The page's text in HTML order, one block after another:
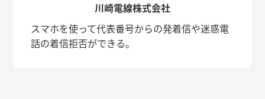
川崎電線株式会社
スマホを使って代表番号からの発着信や迷惑電
話の着信拒否ができる。